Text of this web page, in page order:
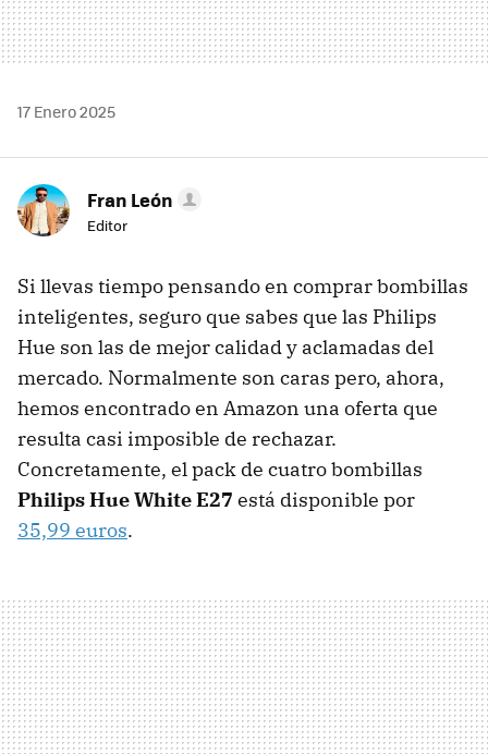
17 Enero 2025
Fran León
Editor
Si llevas tiempo pensando en comprar bombillas
inteligentes, seguro que sabes que las Philips
Hue son las de mejor calidad y aclamadas del
mercado. Normalmente son caras pero, ahora,
hemos encontrado en Amazon una oferta que
resulta casi imposible de rechazar.
Concretamente, el pack de cuatro bombillas
Philips Hue White E27 está disponible por
35,99 euros.